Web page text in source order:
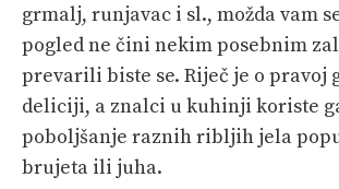
grmalj, runjavac i sl., možda vam
pogled ne čini nekim posebnim
prevarili biste se. Riječ je o pravoj
deliciji, a znalci u kuhinji koriste
poboljšanje raznih ribljih jela
brujeta ili juha.